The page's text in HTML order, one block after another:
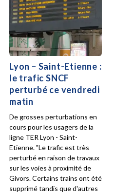
Lyon – Saint-Etienne :
le trafic SNCF
perturbé ce vendredi
matin
De grosses perturbations en
cours pour les usagers de la
ligne TER Lyon - Saint-
Etienne. "Le trafic est très
perturbé en raison de travaux
sur les voies à proximité de
Givors. Certains trains ont été
supprimé tandis que d'autres